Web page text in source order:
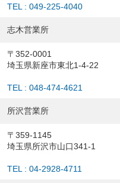
TEL : 049-225-4040
志木営業所
〒352-0001
埼玉県新座市東北1-4-22
TEL : 048-474-4621
所沢営業所
〒359-1145
埼玉県所沢市山口341-1
TEL : 04-2928-4711